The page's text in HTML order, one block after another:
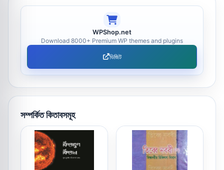
WPShop.net
Download 8000+ Premium WP themes and plugins
ভিজিট
সম্পর্কিত কিতাবসমূহ